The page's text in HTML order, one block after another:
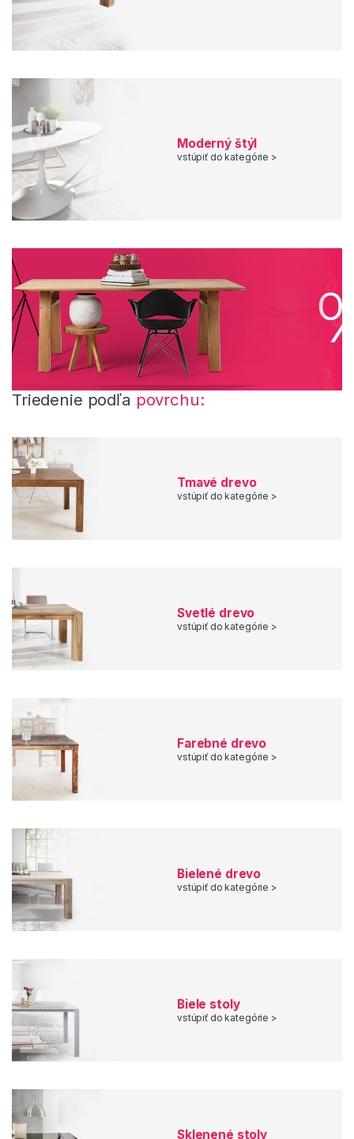
Moderný štýl
vstúpiť do kategórie >
Triedenie podľa povrchu:
Tmavé drevo
vstúpiť do kategórie >
Svetlé drevo
vstúpiť do kategórie >
Farebné drevo
vstúpiť do kategórie >
Bielené drevo
vstúpiť do kategórie >
Biele stoly
vstúpiť do kategórie >
Sklenené stoly